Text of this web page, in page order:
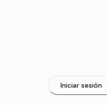
Iniciar sesión